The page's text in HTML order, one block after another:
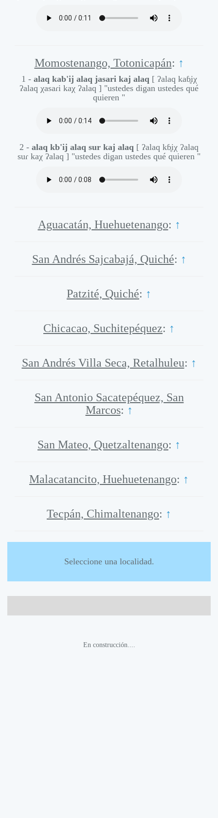
Momostenango, Totonicapán: ↑
1 - alaq kab'ij alaq jasari kaj alaq [ ʔalaq kaɓ̥iχ
ʔalaq χasaɾi kaχ ʔalaq ] "ustedes digan ustedes qué
quieren "
2 - alaq kb'ij alaq sur kaj alaq [ ʔalaq kɓ̥iχ ʔalaq
suɾ kaχ ʔalaq ] "ustedes digan ustedes qué quieren "
Aguacatán, Huehuetenango: ↑
San Andrés Sajcabajá, Quiché: ↑
Patzité, Quiché: ↑
Chicacao, Suchitepéquez: ↑
San Andrés Villa Seca, Retalhuleu: ↑
San Antonio Sacatepéquez, San
Marcos: ↑
San Mateo, Quetzaltenango: ↑
Malacatancito, Huehuetenango: ↑
Tecpán, Chimaltenango: ↑
Seleccione una localidad.
En construcción....